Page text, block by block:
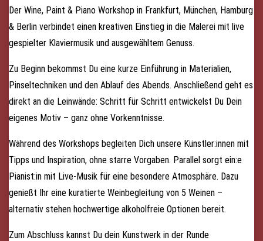
Der Wine, Paint & Piano Workshop in Frankfurt, München, Hamburg
& Berlin verbindet einen kreativen Einstieg in die Malerei mit live
gespielter Klaviermusik und ausgewähltem Genuss.
Zu Beginn bekommst Du eine kurze Einführung in Materialien,
Pinseltechniken und den Ablauf des Abends. Anschließend geht es
direkt an die Leinwände: Schritt für Schritt entwickelst Du Dein
eigenes Motiv – ganz ohne Vorkenntnisse.
Während des Workshops begleiten Dich unsere Künstler:innen mit
Tipps und Inspiration, ohne starre Vorgaben. Parallel sorgt ein:e
Pianist:in mit Live-Musik für eine besondere Atmosphäre. Dazu
genießt Ihr eine kuratierte Weinbegleitung von 5 Weinen –
alternativ stehen hochwertige alkoholfreie Optionen bereit.
Zum Abschluss kannst Du dein Kunstwerk in der Runde